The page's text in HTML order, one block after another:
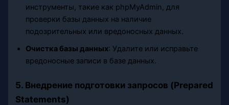
инструменты, такие как phpMyAdmin, для
проверки базы данных на наличие
подозрительных или вредоносных данных.
Очистка базы данных: Удалите или исправьте
вредоносные записи в базе данных.
5. Внедрение подготовки запросов (Prepared
Statements)